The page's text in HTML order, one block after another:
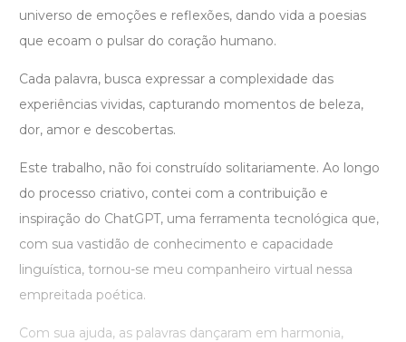
universo de emoções e reflexões, dando vida a poesias
que ecoam o pulsar do coração humano.
Cada palavra, busca expressar a complexidade das
experiências vividas, capturando momentos de beleza,
dor, amor e descobertas.
Este trabalho, não foi construído solitariamente. Ao longo
do processo criativo, contei com a contribuição e
inspiração do ChatGPT, uma ferramenta tecnológica que,
com sua vastidão de conhecimento e capacidade
linguística, tornou-se meu companheiro virtual nessa
empreitada poética.
Com sua ajuda, as palavras dançaram em harmonia,